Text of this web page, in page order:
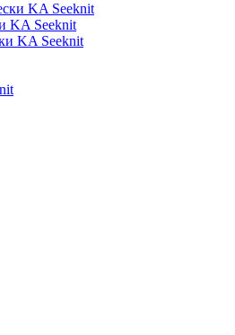
KA Seeknit
KA Seeknit
KA Seeknit